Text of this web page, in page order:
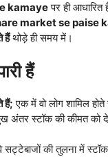
kamayeपर ही
market se paise
हैंथोड़े ही समय में।
हैं
हैं; एक में वो लोग शामिल
अंतर स्टॉक की कीमत को
की तुलना में स्टॉक